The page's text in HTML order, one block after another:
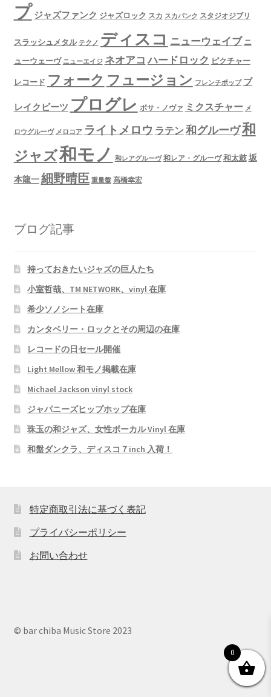
プ ジャズファンク ジャズロック スカ スカパンク スタジオジブリ
スラッシュメタル テクノ ディスコ ニューウェイブ ニ
ューウェーヴ ニューエイジ ネオアコ ハードロック ピクチャー
レコード フォーク フュージョン フレンチポップ ブ
レイクビーツ プログレ ボサ・ノヴァ ミクスチャー メ
ロウグルーヴ メロコア ライトメロウ ラテン 和グルーヴ和
ジャズ和モノ 和レアグルーヴ 和レア・グルーヴ 和太鼓坂
本龍一細野晴臣 重量盤 高橋幸宏
ブログ記事
持っておきたいジャズの巨人たち
小室哲哉、TM NETWORK、vinyl 在庫
希少ソノシート在庫
カンタベリー・ロックとその周辺の在庫
レコードの日セール開催
Light Mellow 和モノ掲載在庫
Michael Jackson vinyl stock
ジャパニーズヒップホップ在庫
珠玉の和ジャズ、女性ボーカル Vinyl 在庫
和盤ダンクラ、ディスコ７inch 入荷！
特定商取引法に基づく表記
プライバシーポリシー
お問い合わせ
© bar chiba Music Store 2023
0